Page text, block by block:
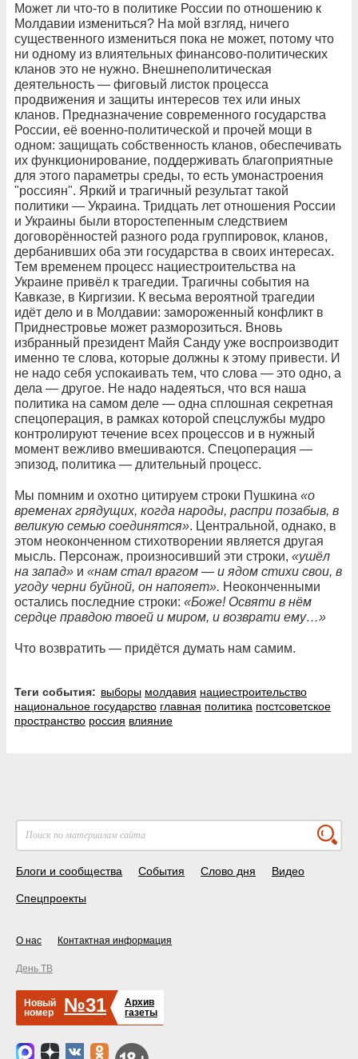
Может ли что-то в политике России по отношению к
Молдавии измениться? На мой взгляд, ничего
существенного измениться пока не может, потому что
ни одному из влиятельных финансово-политических
кланов это не нужно. Внешнеполитическая
деятельность — фиговый листок процесса
продвижения и защиты интересов тех или иных
кланов. Предназначение современного государства
России, её военно-политической и прочей мощи в
одном: защищать собственность кланов, обеспечивать
их функционирование, поддерживать благоприятные
для этого параметры среды, то есть умонастроения
"россиян". Яркий и трагичный результат такой
политики — Украина. Тридцать лет отношения России
и Украины были второстепенным следствием
договорённостей разного рода группировок, кланов,
дербанивших оба эти государства в своих интересах.
Тем временем процесс нациестроительства на
Украине привёл к трагедии. Трагичны события на
Кавказе, в Киргизии. К весьма вероятной трагедии
идёт дело и в Молдавии: замороженный конфликт в
Приднестровье может разморозиться. Вновь
избранный президент Майя Санду уже воспроизводит
именно те слова, которые должны к этому привести. И
не надо себя успокаивать тем, что слова — это одно, а
дела — другое. Не надо надеяться, что вся наша
политика на самом деле — одна сплошная секретная
спецоперация, в рамках которой спецслужбы мудро
контролируют течение всех процессов и в нужный
момент вежливо вмешиваются. Спецоперация —
эпизод, политика — длительный процесс.
Мы помним и охотно цитируем строки Пушкина «о
временах грядущих, когда народы, распри позабыв, в
великую семью соединятся». Центральной, однако, в
этом неоконченном стихотворении является другая
мысль. Персонаж, произносивший эти строки, «ушёл
на запад» и «нам стал врагом — и ядом стихи свои, в
угоду черни буйной, он напояет». Неоконченными
остались последние строки: «Боже! Освяти в нём
сердце правдою твоей и миром, и возврати ему…»
Что возвратить — придётся думать нам самим.
Теги события: выборы молдавия нациестроительство
национальное государство главная политика постсоветское
пространство россия влияние
Блоги и сообщества События Слово дня Видео
Спецпроекты
О нас Контактная информация
День ТВ
Новый
номер
№31
Архив
газеты